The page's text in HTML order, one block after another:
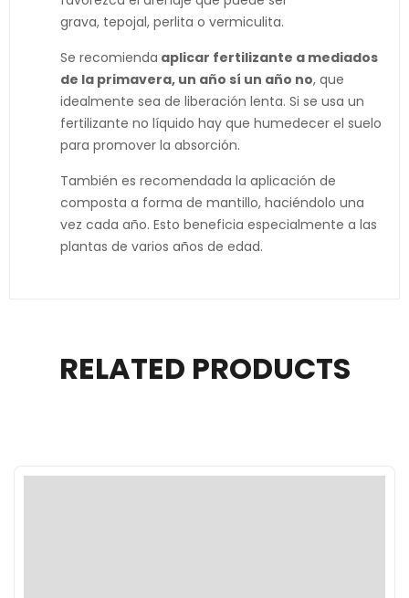
grava, tepojal, perlita o vermiculita.
Se recomienda aplicar fertilizante a mediados
de la primavera, un año sí un año no, que
idealmente sea de liberación lenta. Si se usa un
fertilizante no líquido hay que humedecer el suelo
para promover la absorción.
También es recomendada la aplicación de
composta a forma de mantillo, haciéndolo una
vez cada año. Esto beneficia especialmente a las
plantas de varios años de edad.
RELATED PRODUCTS